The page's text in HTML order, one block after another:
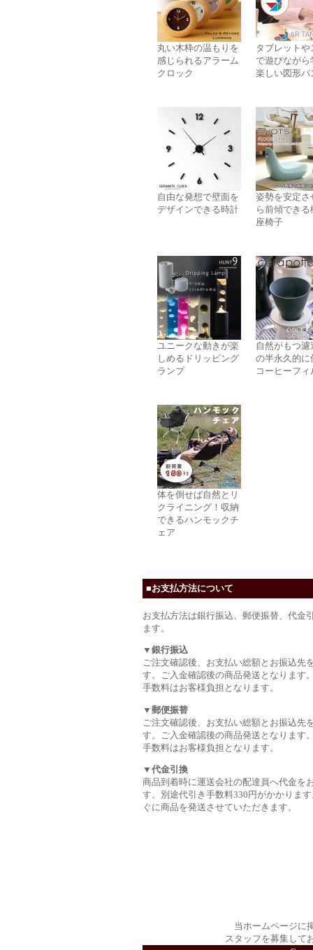
丸い木枠の温もりを
感じられるアラーム
クロック
タブレットや
で遊びながら
楽しい図形パ
自由な発想で壁面を
デザインできる時計
姿勢を安定さ
ら前傾できる
座椅子
ユニークな動きが楽
しめるドリッピング
ランプ
自然がもつ濾
の半永久的に
コーヒーフィ
体を倒せば自然とリ
クライニング！収納
できるハンモックチ
ェア
■お支払方法について
お支払方法は銀行振込、郵便振替、代金
ます。
▼銀行振込
ご注文確認後、お支払い総額とお振込先
す。ご入金確認後の商品発送となります
手数料はお客様負担となります。
▼郵便振替
ご注文確認後、お支払い総額とお振込先
す。ご入金確認後の商品発送となります
手数料はお客様負担となります。
▼代金引換
商品到着時に運送会社の配達員へ代金を
す。別途代引き手数料330円がかかりま
ぐに商品を発送させていただきます。
当ホームページに
スタッフを募集して